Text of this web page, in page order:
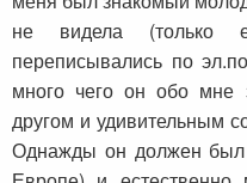
не видела
переписывались по
много чего он обо
другом и удивительным
Однажды он должен